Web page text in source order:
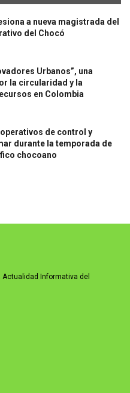
a nueva magistrada del
del Chocó
Urbanos”, una
la circularidad y la
en Colombia
de control y
durante la temporada de
chocoano
Actualidad Informativa del